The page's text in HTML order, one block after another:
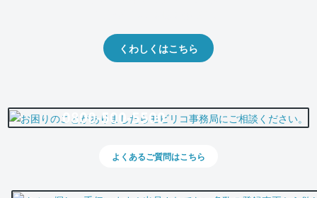
くわしくはこちら
0800-500-5500
よくあるご質問はこちら